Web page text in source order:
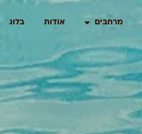
מרחבים אודות בלוג